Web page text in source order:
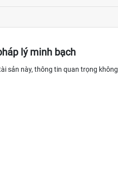
lý minh bạch
sản này, thông tin quan trọng không